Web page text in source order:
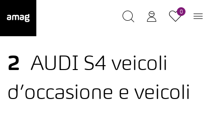
0
2
AUDI S4 veicoli
d’occasione e veicoli